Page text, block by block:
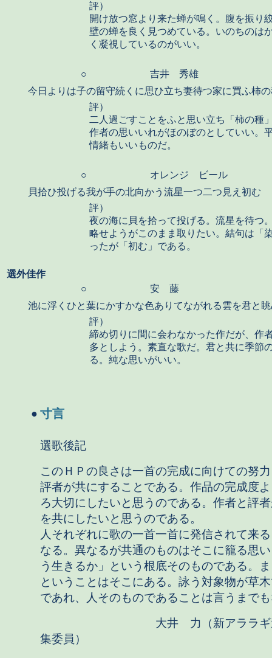
評）
開け放つ窓より来た蝉が鳴く。腹を振り
壁の蝉を良く見つめている。いのちのは
く凝視しているのがいい。
○
吉井 秀雄
今日よりは子の留守続くに思ひ立ち妻待つ家に買ふ柿
評）
二人過ごすことをふと思い立ち「柿の種
作者の思いいれがほのぼのとしていい。
情緒もいいものだ。
○
オレンジ ビール
貝拾ひ投げる我が手の北向かう流星一つ二つ見え初む
評）
夜の海に貝を拾って投げる。流星を待つ
略せようがこのまま取りたい。結句は「
ったが「初む」である。
選外佳作
○
安 藤
池に浮くひと葉にかすかな色ありてながれる雲を君と
評）
締め切りに間に会わなかった作だが、作
多としよう。素直な歌だ。君と共に季節
る。純な思いがいい。
● 寸言
選歌後記
このＨＰの良さは一首の完成に向けての努
評者が共にすることである。作品の完成度
ろ大切にしたいと思うのである。作者と評
を共にしたいと思うのである。
人それぞれに歌の一首一首に発信されて来
なる。異なるが共通のものはそこに籠る思
う生きるか」という根底そのものである。
ということはそこにある。詠う対象物が草
であれ、人そのものであることは言うまで
大井 力（新アララギ選
集委員）